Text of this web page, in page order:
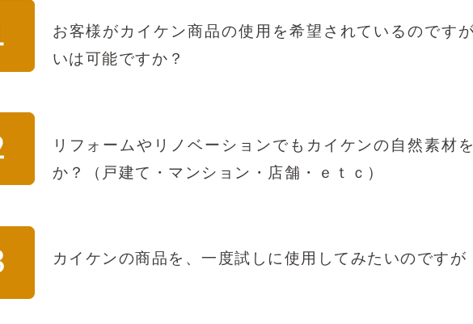
お客様がカイケン商品の使用を希望されているのです
いは可能ですか？
リフォームやリノベーションでもカイケンの自然素材
か？（戸建て・マンション・店舗・ｅｔｃ）
カイケンの商品を、一度試しに使用してみたいのですが